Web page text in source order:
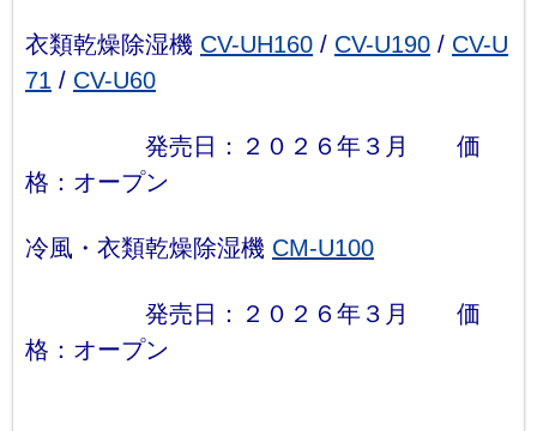
衣類乾燥除湿機 CV-UH160 / CV-U190 / CV-U
71 / CV-U60
発売日：２０２６年３月 価
格：オープン
冷風・衣類乾燥除湿機 CM-U100
発売日：２０２６年３月 価
格：オープン